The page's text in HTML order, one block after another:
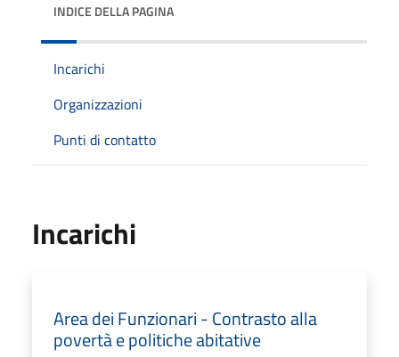
INDICE DELLA PAGINA
Incarichi
Organizzazioni
Punti di contatto
Incarichi
Area dei Funzionari - Contrasto alla
povertà e politiche abitative